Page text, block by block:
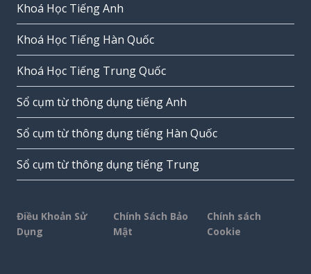
Khoá Học Tiếng Anh
Khoá Học Tiếng Hàn Quốc
Khoá Học Tiếng Trung Quốc
Sổ cụm từ thông dụng tiếng Anh
Sổ cụm từ thông dụng tiếng Hàn Quốc
Sổ cụm từ thông dụng tiếng Trung
Điều Khoản Sử
Dụng
Chính Sách Bảo
Mật
Chính sách
Cookie